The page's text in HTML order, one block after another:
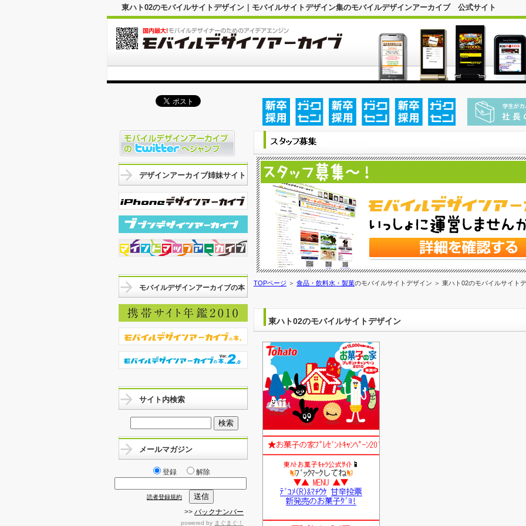
東ハト02のモバイルサイトデザイン｜モバイルサイトデザイン集のモバイルデザインアーカイブ 公式サイト
TOPページ ＞ 食品・飲料水・製菓のモバイルサイトデザイン ＞ 東ハト02のモバイルサイト
東ハト02のモバイルサイトデザイン
デザインアーカイブ姉妹サイト
モバイルデザインアーカイブの本
サイト内検索
メールマガジン
登録 解除
読者登録規約
>> バックナンバー
powered by まぐまぐ！